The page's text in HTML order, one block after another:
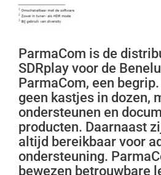
ParmaCom is de
SDRplay voor de
ParmaCom, een
geen kastjes in dozen,
ondersteunen en
producten. Daarnaast
altijd bereikbaar voor
ondersteuning.
bewezen betrouwbare